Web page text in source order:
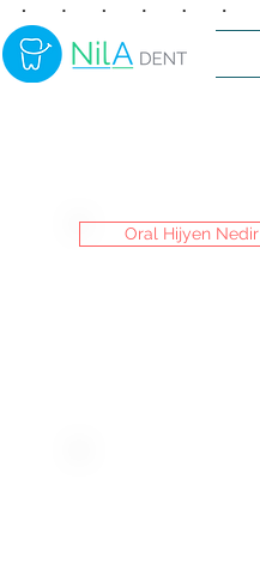
Oral Hijyen Nedir